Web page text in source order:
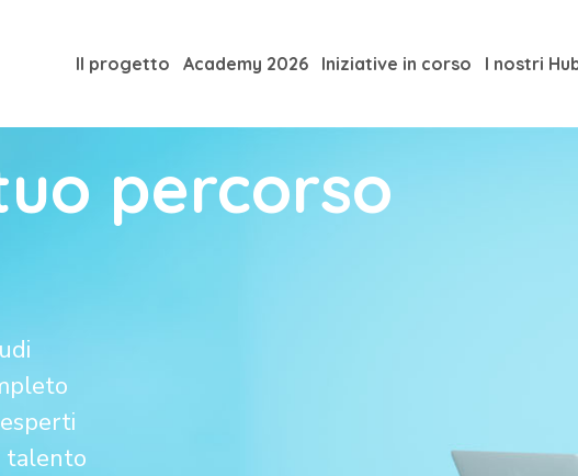
Il progetto Academy 2026 Iniziative in corso I nostri
percorso
talento